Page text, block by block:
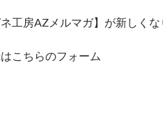
ネ工房AZメルマガ】が新しく
こちらのフォーム